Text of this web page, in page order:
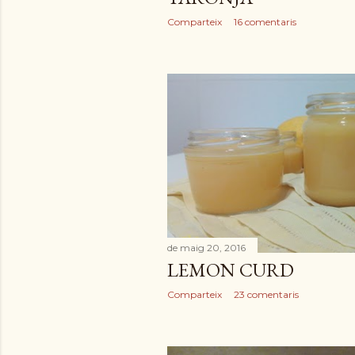
Comparteix 16 comentaris
de maig 20, 2016
LEMON CURD
Comparteix 23 comentaris